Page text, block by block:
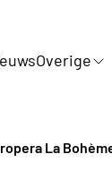
Overige
La